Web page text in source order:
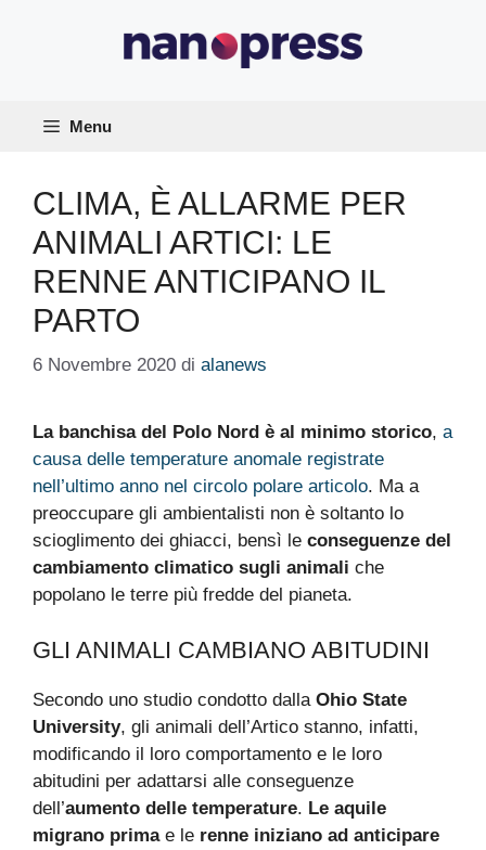
Menu
CLIMA, È ALLARME PER
ANIMALI ARTICI: LE
RENNE ANTICIPANO IL
PARTO
6 Novembre 2020 di alanews
La banchisa del Polo Nord è al minimo storico, a
causa delle temperature anomale registrate
nell’ultimo anno nel circolo polare articolo. Ma a
preoccupare gli ambientalisti non è soltanto lo
scioglimento dei ghiacci, bensì le conseguenze del
cambiamento climatico sugli animali che
popolano le terre più fredde del pianeta.
GLI ANIMALI CAMBIANO ABITUDINI
Secondo uno studio condotto dalla Ohio State
University, gli animali dell’Artico stanno, infatti,
modificando il loro comportamento e le loro
abitudini per adattarsi alle conseguenze
dell’aumento delle temperature. Le aquile
migrano primae le renne iniziano ad anticipare